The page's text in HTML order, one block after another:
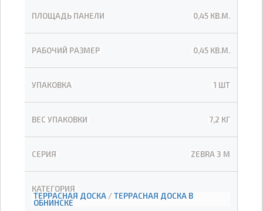
ПЛОЩАДЬ ПАНЕЛИ 0,45 КВ.М.
РАБОЧИЙ РАЗМЕР 0,45 КВ.М.
УПАКОВКА 1 ШТ
ВЕС УПАКОВКИ 7,2 КГ
СЕРИЯ ZEBRA 3 М
КАТЕГОРИЯ
ТЕРРАСНАЯ ДОСКА /ТЕРРАСНАЯ ДОСКА В
ОБНИНСКЕ